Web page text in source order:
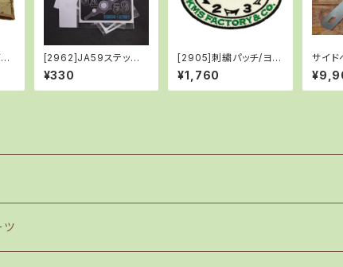
/
[2962]JA59ステッカ
ー
¥330
[2905]刺繍パッチ/ヨン
ソク
¥1,760
サイド
スーパ
ブ・
ツ